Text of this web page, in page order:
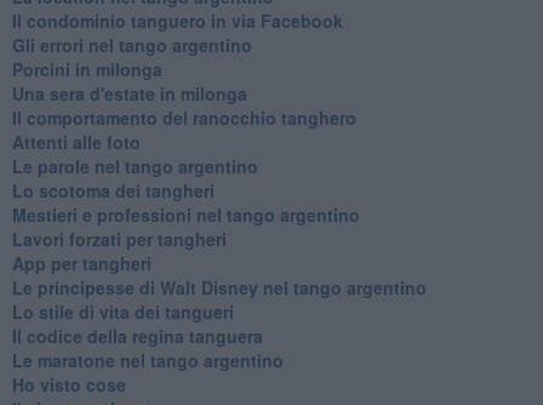
Il condominio tanguero in via Facebook
Gli errori nel tango argentino
Porcini in milonga
Una sera d'estate in milonga
Il comportamento del ranocchio tanghero
Attenti alle foto
Le parole nel tango argentino
Lo scotoma dei tangheri
Mestieri e professioni nel tango argentino
Lavori forzati per tangheri
App per tangheri
Le principesse di Walt Disney nel tango argentino
Lo stile di vita dei tangueri
Il codice della regina tanguera
Le maratone nel tango argentino
Ho visto cose